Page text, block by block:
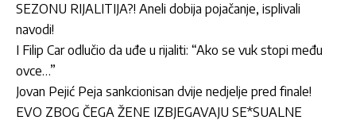
SEZONU RIJALITIJA?! Aneli dobija pojačanje, isplivali
navodi!
I Filip Car odlučio da uđe u rijaliti: “Ako se vuk stopi među
ovce…”
Jovan Pejić Peja sankcionisan dvije nedjelje pred finale!
EVO ZBOG ČEGA ŽENE IZBJEGAVAJU SE*SUALNE